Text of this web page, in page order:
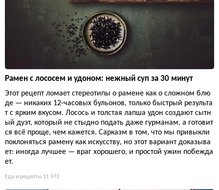
Рамен с лососем и удоном: нежный суп за 30 минут
Этот рецепт ломает стереотипы о рамене как о сложном блю
де — никаких 12-часовых бульонов, только быстрый результа
т с ярким вкусом. Лосось и толстая лапша удон создают сытн
ый дуэт, который не стыдно подать даже гурманам, а готовит
ся всё проще, чем кажется. Сарказм в том, что мы привыкли
поклоняться рамену как искусству, но этот вариант доказыва
ет: иногда лучшее — враг хорошего, и простой ужин побежда
ет.
Еда и рецепты 11 973